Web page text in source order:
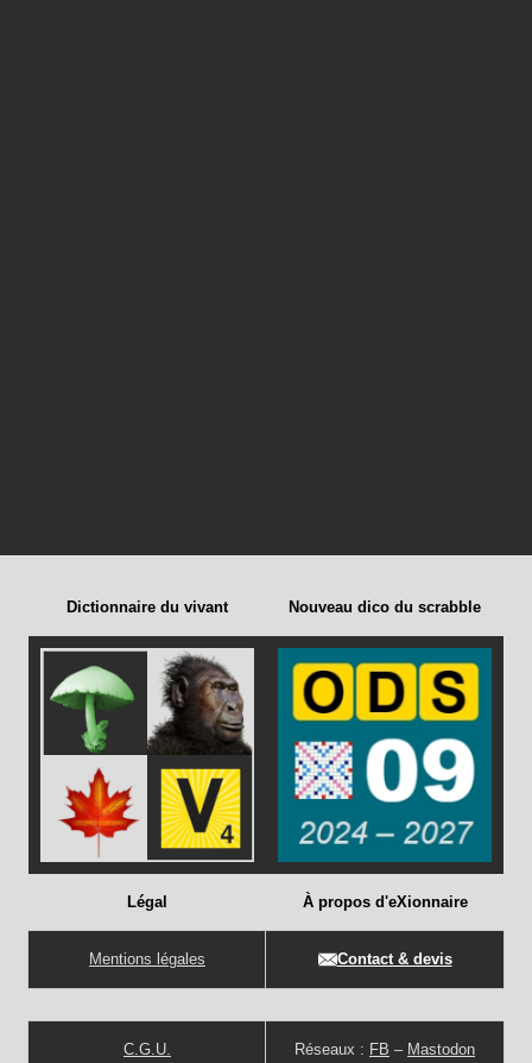
Dictionnaire du vivant Nouveau dico du scrabble
Légal
Mentions légales
C.G.U.
À propos d'eXionnaire
Contact & devis
Réseaux : FB – Mastodon